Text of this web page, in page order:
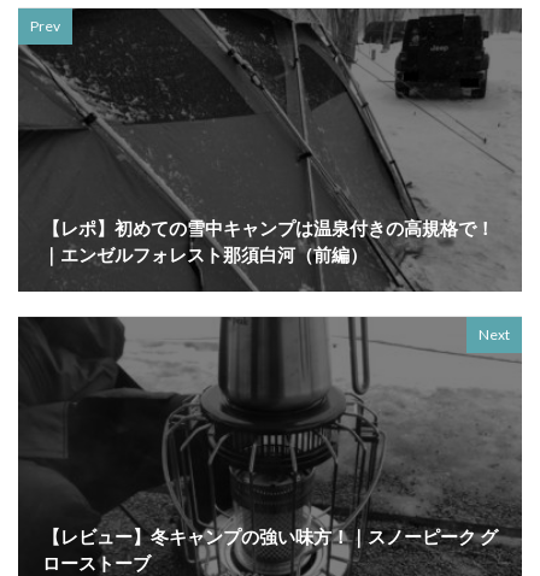
Prev
【レポ】初めての雪中キャンプは温泉付きの高規格で！
｜エンゼルフォレスト那須白河（前編）
Next
【レビュー】冬キャンプの強い味方！｜スノーピーク グ
ローストーブ